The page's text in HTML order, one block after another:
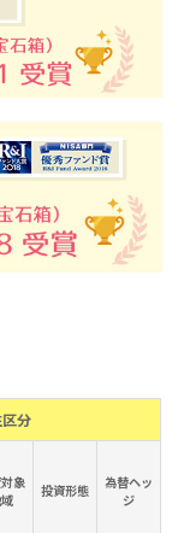
分
象
投資形態
為替ヘッ
ジ